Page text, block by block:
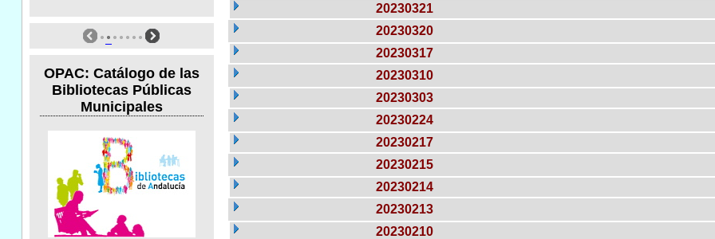
OPAC: Catálogo de las
Bibliotecas Públicas
Municipales
20230321
20230320
20230317
20230310
20230303
20230224
20230217
20230215
20230214
20230213
20230210